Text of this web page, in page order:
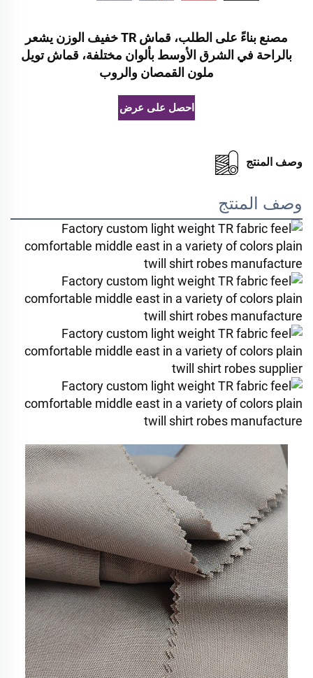
مصنع بناءً على الطلب، قماش TR خفيف الوزن يشعر
بالراحة في الشرق الأوسط بألوان مختلفة، قماش تويل
ملون القمصان والروب
احصل على عرض أسعار
وصف المنتج
وصف المنتج